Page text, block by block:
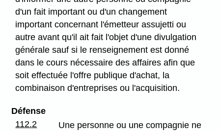
d'un fait important ou d'un changement
important concernant l'émetteur assujetti ou
autre avant qu'il ait fait l'objet d'une divulgation
générale sauf si le renseignement est donné
dans le cours nécessaire des affaires afin que
soit effectuée l'offre publique d'achat, la
combinaison d'entreprises ou l'acquisition.
Défense
112.2
Une personne ou une compagnie ne